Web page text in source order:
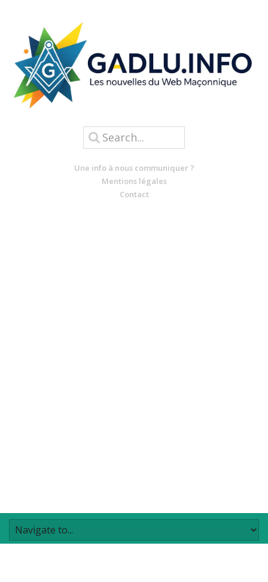
Une info à nous communiquer ?
Mentions légales
Contact